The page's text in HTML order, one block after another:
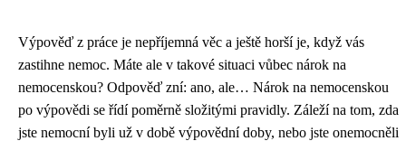
Výpověď z práce je nepříjemná věc a ještě horší je, když vás
zastihne nemoc. Máte ale v takové situaci vůbec nárok na
nemocenskou? Odpověď zní: ano, ale… Nárok na nemocenskou
po výpovědi se řídí poměrně složitými pravidly. Záleží na tom, zda
jste nemocní byli už v době výpovědní doby, nebo jste onemocněli